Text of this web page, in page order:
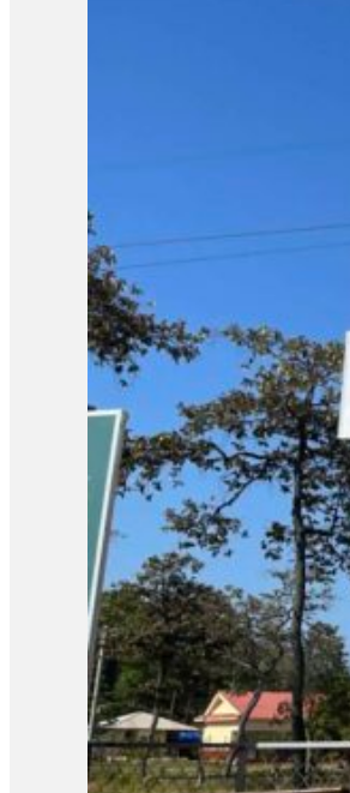
ស្នាក់នៅមណ្ឌលសុវត្ថិភាព ត្រូវបានរាជរ
សម្រាប់កុមារ ថ្នាក់រៀនបណ្តោះអាសន្ន និង
សម្រាប់ជនភៀសសឹក៖ សម្របសម្រួលការវិលត្
រចនាសម្ព័ន្ធ។ លោកនិយាយថា៖ «ទី៣-ចំពោ
ការងារចំពោះកិច្ច បាននិងកំពុងវាយតម្លៃ
ក្រសួងមហាផ្ទៃ ថ្ងៃទី 4 ខែកុម្ភៈ ឆ្នាំ២